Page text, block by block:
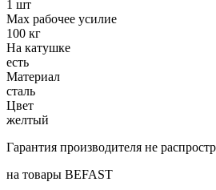
1 шт
Max рабочее усилие
100 кг
На катушке
есть
Материал
сталь
Цвет
желтый
Гарантия производителя не
на товары BEFAST